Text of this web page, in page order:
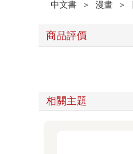
中文書 ＞ 漫畫 ＞
商品評價
相關主題